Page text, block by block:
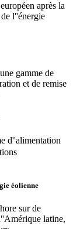
après la
l''énergie
gamme de
et de remise
d''alimentation
éolienne
sur de
latine,